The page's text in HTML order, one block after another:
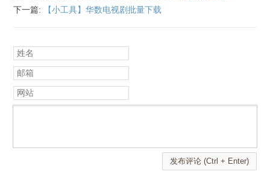
下一篇:
【小工具】华数电视剧批量下载
姓名
邮箱
网站
发布评论 (Ctrl + Enter)